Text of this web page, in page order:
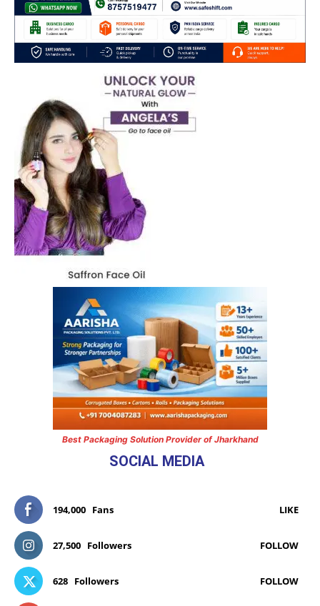
Best Packaging Solution Provider of Jharkhand
SOCIAL MEDIA
194,000 Fans LIKE
27,500 Followers FOLLOW
628 Followers FOLLOW